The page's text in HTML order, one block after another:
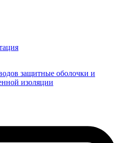
защитные оболочки и
изоляции